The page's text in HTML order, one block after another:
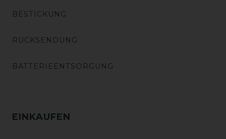
BESTICKUNG
RÜCKSENDUNG
BATTERIEENTSORGUNG
EINKAUFEN